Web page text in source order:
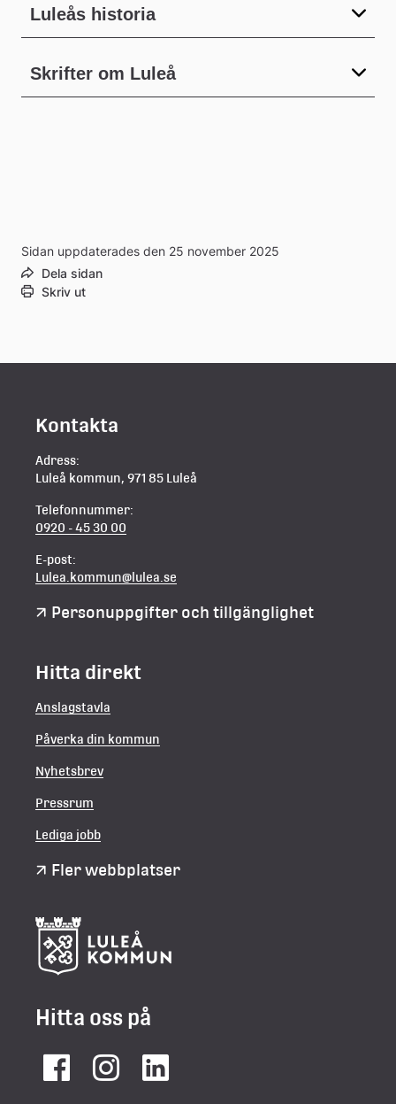
Luleås historia
Skrifter om Luleå
Sidan uppdaterades den 25 november 2025
Dela sidan
Skriv ut
Kontakta
Adress:
Luleå kommun, 971 85 Luleå
Telefonnummer:
0920 - 45 30 00
E-post:
Lulea.kommun@lulea.se
Personuppgifter och tillgänglighet
Hitta direkt
Anslagstavla
Påverka din kommun
Nyhetsbrev
Pressrum
Lediga jobb
Fler webbplatser
Hitta oss på
FacebookInstagramLinkedIn